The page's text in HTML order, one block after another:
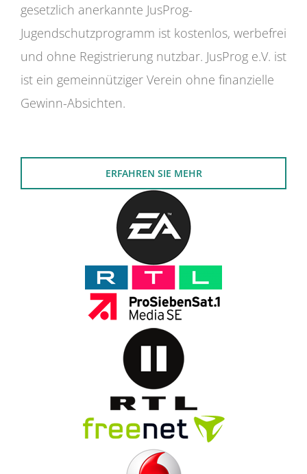
gesetzlich anerkannte JusProg-
Jugendschutzprogramm ist kostenlos, werbefrei
und ohne Registrierung nutzbar. JusProg e.V. ist
ist ein gemeinnütziger Verein ohne finanzielle
Gewinn-Absichten.
ERFAHREN SIE MEHR